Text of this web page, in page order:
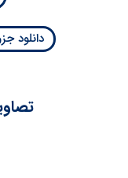
دانلود